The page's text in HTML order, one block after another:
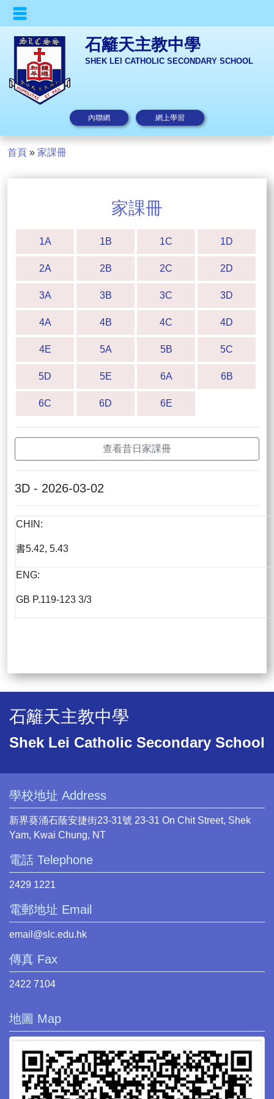
石籬天主教中學
SHEK LEI CATHOLIC SECONDARY SCHOOL
內聯網 網上學習
首頁 » 家課冊
家課冊
1A 1B 1C 1D
2A 2B 2C 2D
3A 3B 3C 3D
4A 4B 4C 4D
4E 5A 5B 5C
5D 5E 6A 6B
6C 6D 6E
查看昔日家課冊
3D - 2026-03-02
CHIN:
書5.42, 5.43
ENG:
GB P.119-123 3/3
石籬天主教中學
Shek Lei Catholic Secondary School
學校地址 Address
新界葵涌石蔭安捷街23-31號 23-31 On Chit Street, Shek
Yam, Kwai Chung, NT
電話 Telephone
2429 1221
電郵地址 Email
email@slc.edu.hk
傳真 Fax
2422 7104
地圖 Map